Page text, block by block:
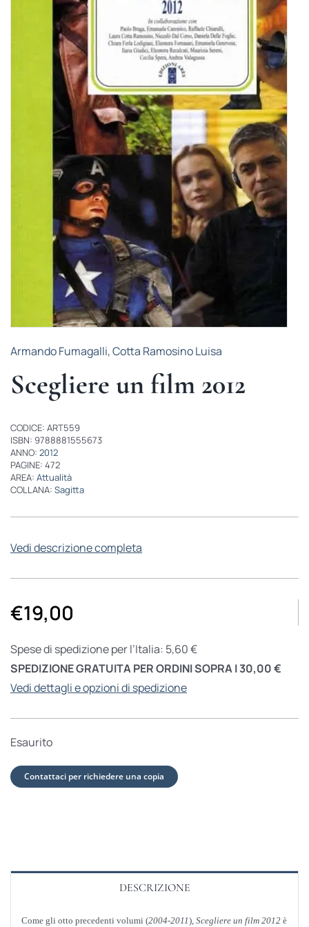
BIOGRAFIE
ATTUALITÀ
Armando Fumagalli,Cotta Ramosino Luisa
Scegliere un film 2012
CODICE: ART559
ISBN: 9788881555673
ANNO: 2012
PAGINE: 472
AREA: Attualità
COLLANA: Sagitta
Vedi descrizione completa
€19,00
Spese di spedizione per l’Italia: 5,60 €
SPEDIZIONE GRATUITA PER ORDINI SOPRA I 30,00 €
Vedi dettagli e opzioni di spedizione
Esaurito
Contattaci per richiedere una copia
DESCRIZIONE
Come gli otto precedenti volumi (2004-2011), Scegliere un film 2012è